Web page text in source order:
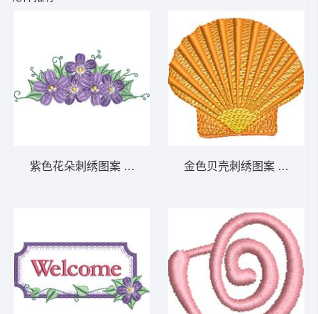
紫色花朵刺绣图案 免费花样 金色贝壳刺绣图案 免费花